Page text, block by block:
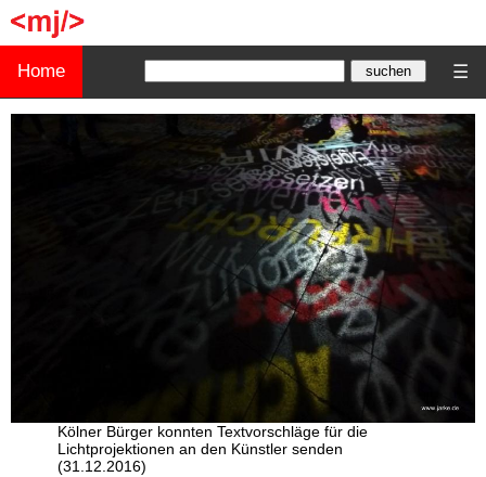
Home ☰
Kölner Bürger konnten Textvorschläge für die
Lichtprojektionen an den Künstler senden
(31.12.2016)